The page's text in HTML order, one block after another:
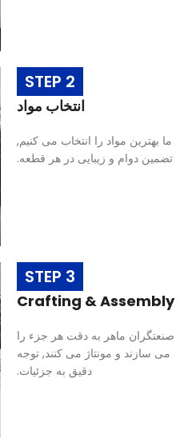
STEP 2
انتخاب مواد
ما بهترین مواد را انتخاب می کنیم,
تضمین دوام و زیبایی در هر قطعه.
STEP 3
Crafting & Assembly
صنعتگران ماهر به دقت هر جزء را
می سازند و مونتاژ می کنند, توجه
دقیق به جزئیات.